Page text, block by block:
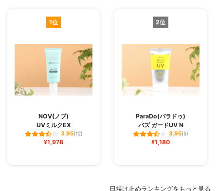
1位
NOV(ノブ)
UVミルクEX
3.95(12)
¥1,978
2位
ParaDo(パラドゥ)
バズ ガードUV N
3.95(5)
¥1,180
日焼け止めランキングをもっと見る